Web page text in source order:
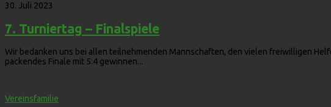
30. Juli 2023
7. Turniertag – Finalspiele
Wir bedanken uns bei allen teilnehmenden Mannschaften, den vielen freiwilligen
packendes Finale mit 5:4 gewinnen...
Vereinsfamilie